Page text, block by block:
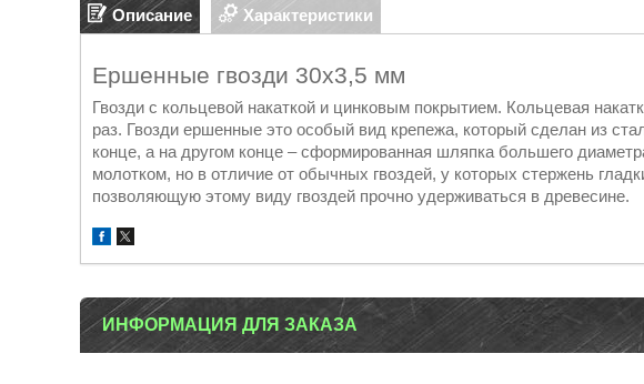
Описание Характеристики
Ершенные гвозди 30х3,5 мм
Гвозди с кольцевой накаткой и цинковым покрытием. Кольцевая
раз. Гвозди ершенные это особый вид крепежа, который сделан из
конце, а на другом конце – сформированная шляпка большего
молотком, но в отличие от обычных гвоздей, у которых стержень
позволяющую этому виду гвоздей прочно удерживаться в древесине.
ИНФОРМАЦИЯ ДЛЯ ЗАКАЗА